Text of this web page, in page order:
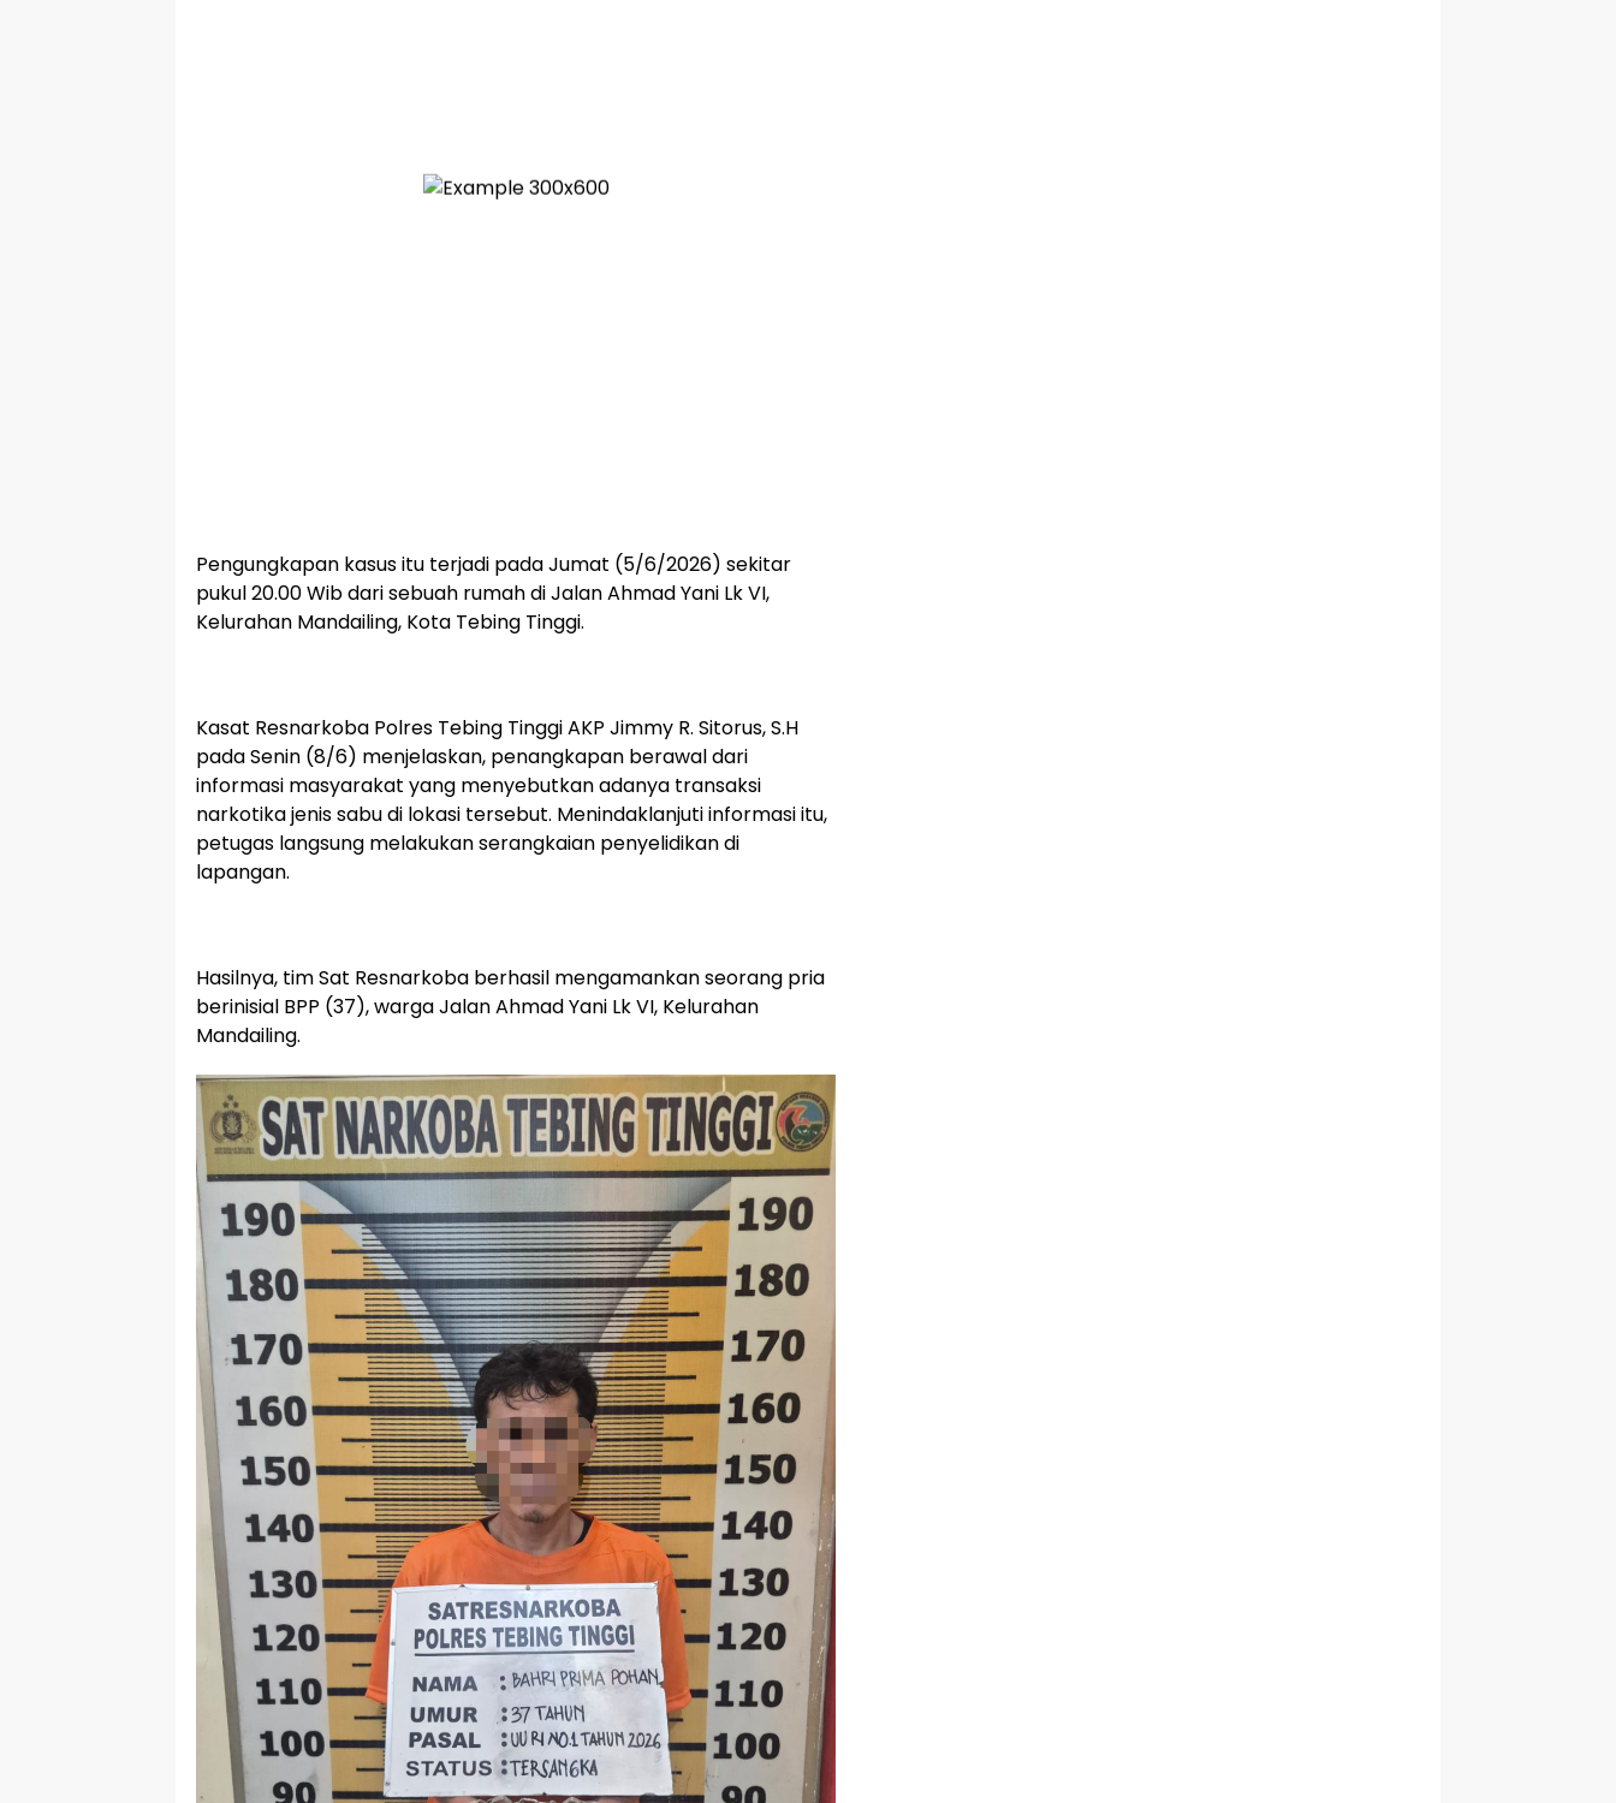
Pengungkapan kasus itu terjadi pada Jumat (5/6/2026) sekitar
pukul 20.00 Wib dari sebuah rumah di Jalan Ahmad Yani Lk VI,
Kelurahan Mandailing, Kota Tebing Tinggi.
Kasat Resnarkoba Polres Tebing Tinggi AKP Jimmy R. Sitorus, S.H
pada Senin (8/6) menjelaskan, penangkapan berawal dari
informasi masyarakat yang menyebutkan adanya transaksi
narkotika jenis sabu di lokasi tersebut. Menindaklanjuti informasi itu,
petugas langsung melakukan serangkaian penyelidikan di
lapangan.
Hasilnya, tim Sat Resnarkoba berhasil mengamankan seorang pria
berinisial BPP (37), warga Jalan Ahmad Yani Lk VI, Kelurahan
Mandailing.